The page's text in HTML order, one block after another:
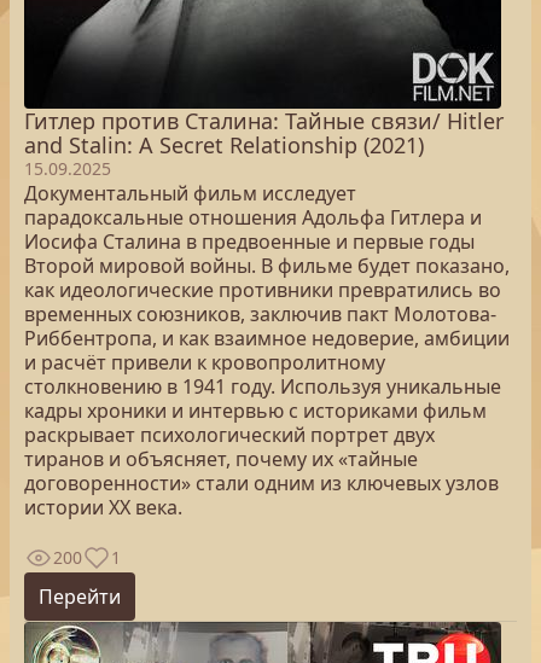
Гитлер против Сталина: Тайные связи/ Hitler
and Stalin: A Secret Relationship (2021)
15.09.2025
Документальный фильм исследует
парадоксальные отношения Адольфа Гитлера и
Иосифа Сталина в предвоенные и первые годы
Второй мировой войны. В фильме будет показано,
как идеологические противники превратились во
временных союзников, заключив пакт Молотова-
Риббентропа, и как взаимное недоверие, амбиции
и расчёт привели к кровопролитному
столкновению в 1941 году. Используя уникальные
кадры хроники и интервью с историками фильм
раскрывает психологический портрет двух
тиранов и объясняет, почему их «тайные
договоренности» стали одним из ключевых узлов
истории XX века.
200 1
Перейти